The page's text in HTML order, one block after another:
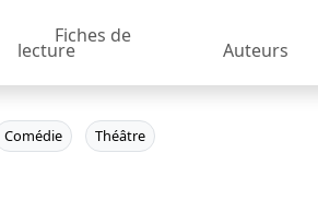
Fiches de
lecture Auteurs
Comédie Théâtre